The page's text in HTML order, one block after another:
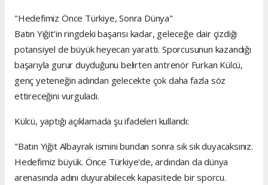
"Hedefimiz Önce Türkiye, Sonra Dünya"
Batın Yiğit’in ringdeki başarısı kadar, geleceğe dair çizdiği
potansiyel de büyük heyecan yarattı. Sporcusunun kazandığı
başarıyla gurur duyduğunu belirten antrenör Furkan Külcü,
genç yeteneğin adından gelecekte çok daha fazla söz
ettireceğini vurguladı.
Külcü, yaptığı açıklamada şu ifadeleri kullandı:
"Batın Yiğit Albayrak ismini bundan sonra sık sık duyacaksınız.
Hedefimiz büyük. Önce Türkiye'de, ardından da dünya
arenasında adını duyurabilecek kapasitede bir sporcu.